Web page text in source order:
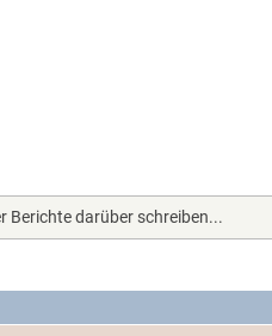
Berichte darüber schreiben...